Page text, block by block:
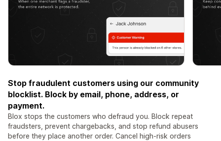
Stop fraudulent customers using our community
blocklist. Block by email, phone, address, or
payment.
Blox stops the customers who defraud you. Block repeat
fraudsters, prevent chargebacks, and stop refund abusers
before they place another order. Cancel high-risk orders